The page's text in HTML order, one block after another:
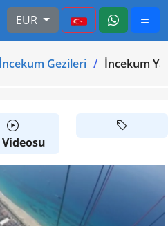
EUR
İncekum Gezileri İncekum